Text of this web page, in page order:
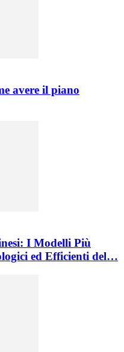
avere il piano
I Modelli Più
ed Efficienti del…